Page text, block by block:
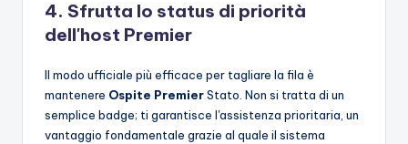
4. Sfrutta lo status di priorità
dell'host Premier
Il modo ufficiale più efficace per tagliare la fila è
mantenere Ospite PremierStato. Non si tratta di un
semplice badge; ti garantisce l'assistenza prioritaria, un
vantaggio fondamentale grazie al quale il sistema